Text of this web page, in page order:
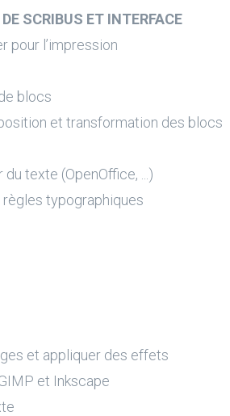
SCRIBUS ET INTERFACE
pour l’impression
blocs
et transformation des blocs
texte (OpenOffice, ...)
typographiques
et appliquer des effets
et Inkscape